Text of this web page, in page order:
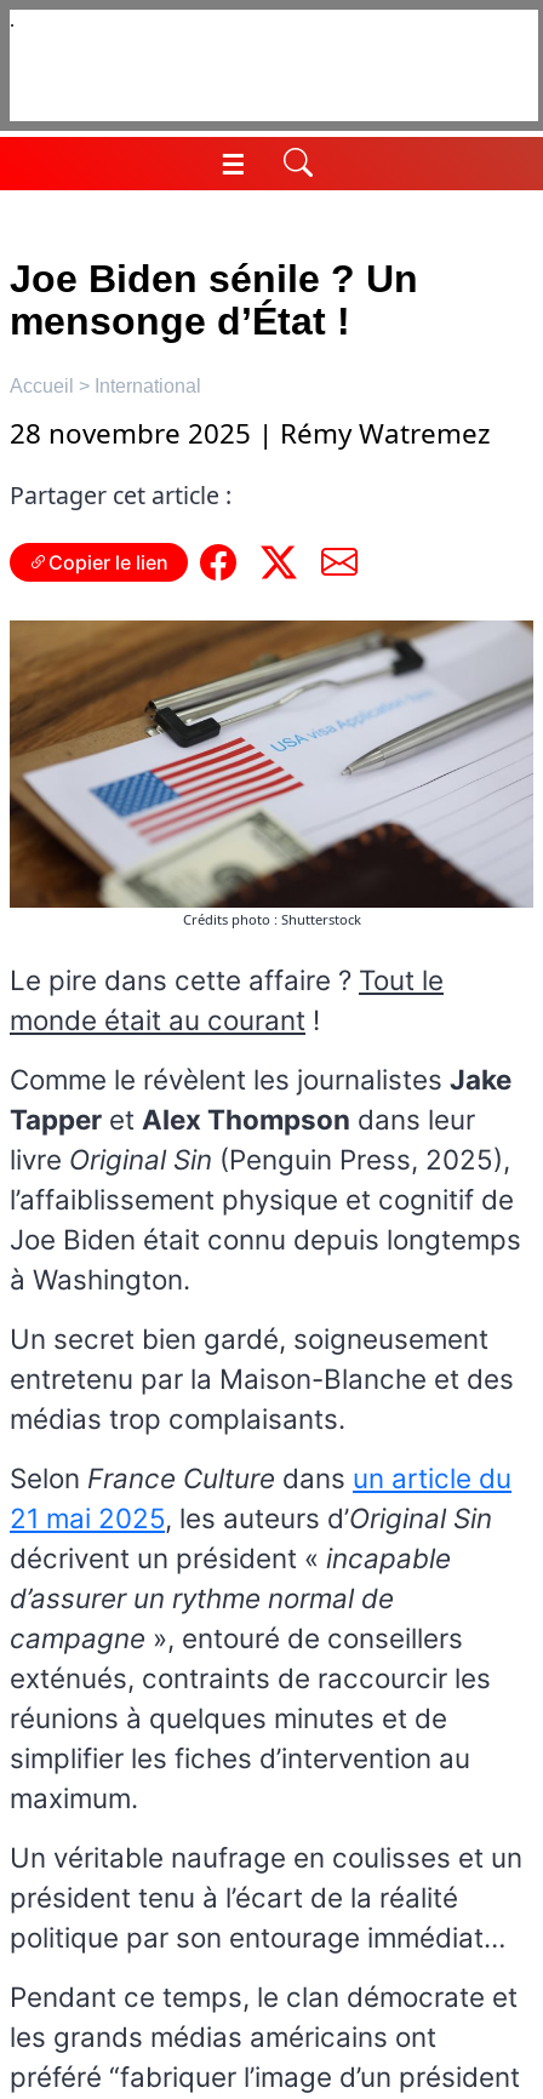
Aller
☰
Menu
Joe Biden sénile ? Un
mensonge d’État !
Accueil > International
28 novembre 2025 | Rémy Watremez
Partager cet article :
Copier le lien
Crédits photo : Shutterstock
Le pire dans cette affaire ? Tout le
monde était au courant !
Comme le révèlent les journalistes Jake
Tapper et Alex Thompson dans leur
livre Original Sin (Penguin Press, 2025),
l’affaiblissement physique et cognitif de
Joe Biden était connu depuis longtemps
à Washington.
Un secret bien gardé, soigneusement
entretenu par la Maison-Blanche et des
médias trop complaisants.
Selon France Culture dans un article du
21 mai 2025, les auteurs d’Original Sin
décrivent un président « incapable
d’assurer un rythme normal de
campagne », entouré de conseillers
exténués, contraints de raccourcir les
réunions à quelques minutes et de
simplifier les fiches d’intervention au
maximum.
Un véritable naufrage en coulisses et un
président tenu à l’écart de la réalité
politique par son entourage immédiat…
Pendant ce temps, le clan démocrate et
les grands médias américains ont
préféré “fabriquer l’image d’un président